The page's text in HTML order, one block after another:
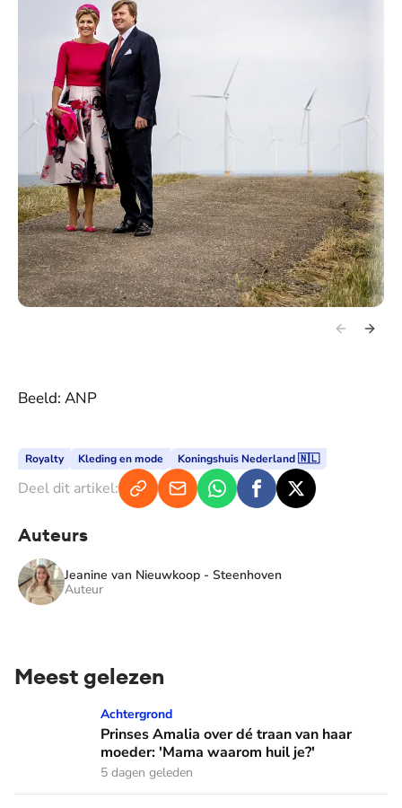
Beeld: ANP
Royalty Kleding en mode Koningshuis Nederland 🇳🇱
Deel dit artikel:
Auteurs
Jeanine van Nieuwkoop - Steenhoven
Auteur
Meest gelezen
Prinses Amalia over dé traan van haar moeder: 'Mama
Achtergrond
Prinses Amalia over dé traan van haar
moeder: 'Mama waarom huil je?'
5 dagen geleden